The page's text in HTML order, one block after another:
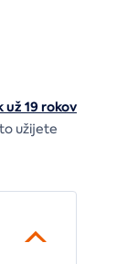
19 rokov
užijete